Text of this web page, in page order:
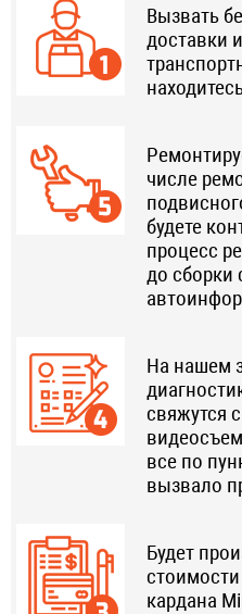
Вызвать
доставки
числе
будете
процесс
до
На нашем
свяжутся
все по
вызвало
Будет
кардана